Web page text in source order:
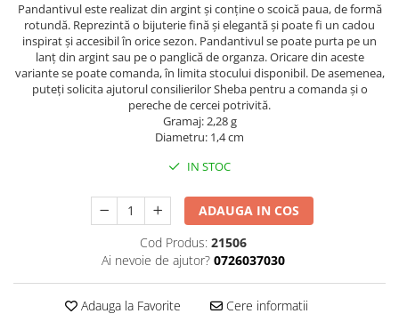
Pandantivul este realizat din argint și conține o scoică paua, de formă
rotundă. Reprezintă o bijuterie fină și elegantă și poate fi un cadou
inspirat și accesibil în orice sezon. Pandantivul se poate purta pe un
lanț din argint sau pe o panglică de organza. Oricare din aceste
variante se poate comanda, în limita stocului disponibil. De asemenea,
puteți solicita ajutorul consilierilor Sheba pentru a comanda și o
pereche de cercei potrivită.
Gramaj: 2,28 g
Diametru: 1,4 cm
IN STOC
ADAUGA IN COS
Cod Produs: 21506
Ai nevoie de ajutor? 0726037030
Adauga la Favorite Cere informatii